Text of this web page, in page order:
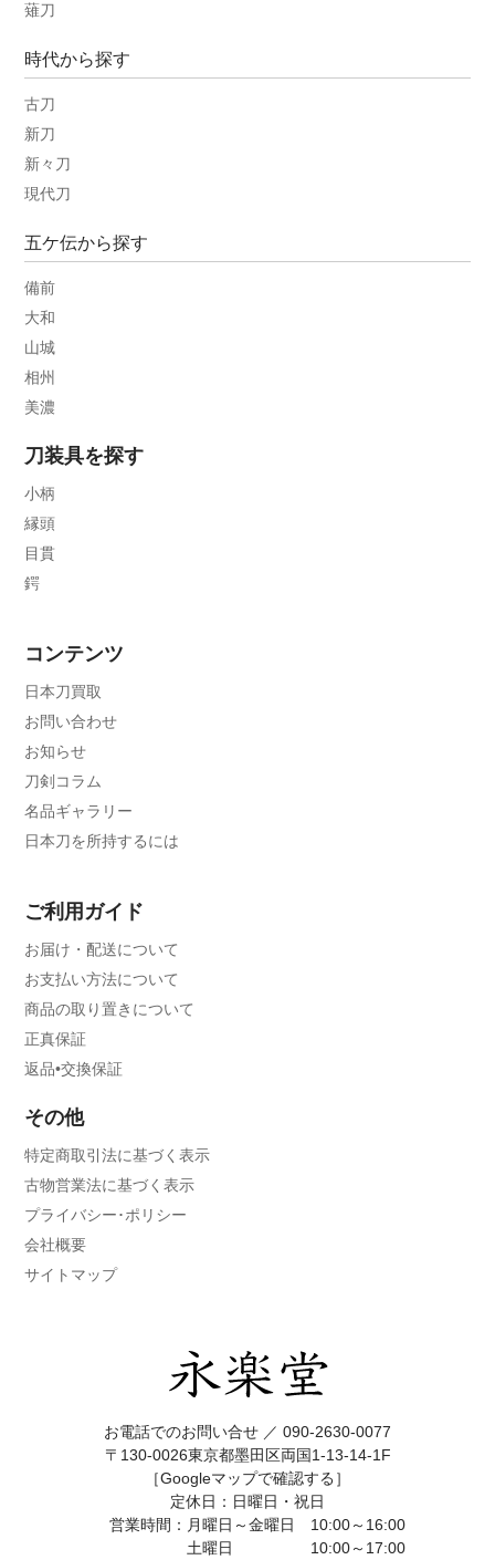
薙刀
時代から探す
古刀
新刀
新々刀
現代刀
五ケ伝から探す
備前
大和
山城
相州
美濃
刀装具を探す
小柄
縁頭
目貫
鍔
コンテンツ
日本刀買取
お問い合わせ
お知らせ
刀剣コラム
名品ギャラリー
日本刀を所持するには
ご利用ガイド
お届け・配送について
お支払い方法について
商品の取り置きについて
正真保証
返品•交換保証
その他
特定商取引法に基づく表示
古物営業法に基づく表示
プライバシー･ポリシー
会社概要
サイトマップ
お電話でのお問い合せ ／ 090-2630-0077
〒130-0026東京都墨田区両国1-13-14-1F
［Googleマップで確認する］
定休日：日曜日・祝日
営業時間：月曜日～金曜日 10:00～16:00
土曜日 10:00～17:00